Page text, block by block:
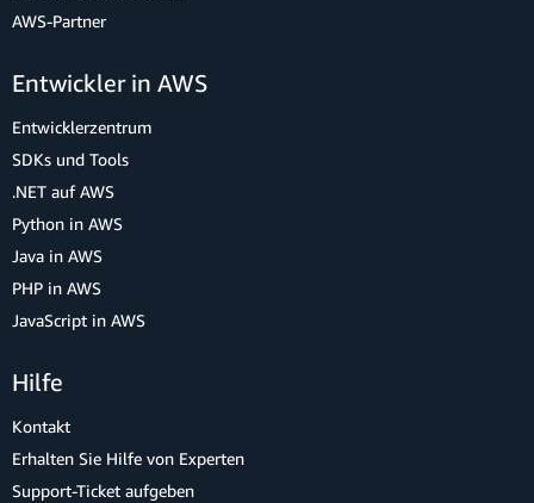
AWS-Partner
Entwickler in AWS
Entwicklerzentrum
SDKs und Tools
.NET auf AWS
Python in AWS
Java in AWS
PHP in AWS
JavaScript in AWS
Hilfe
Kontakt
Erhalten Sie Hilfe von Experten
Support-Ticket aufgeben